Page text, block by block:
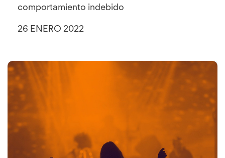
comportamiento indebido
26 ENERO 2022